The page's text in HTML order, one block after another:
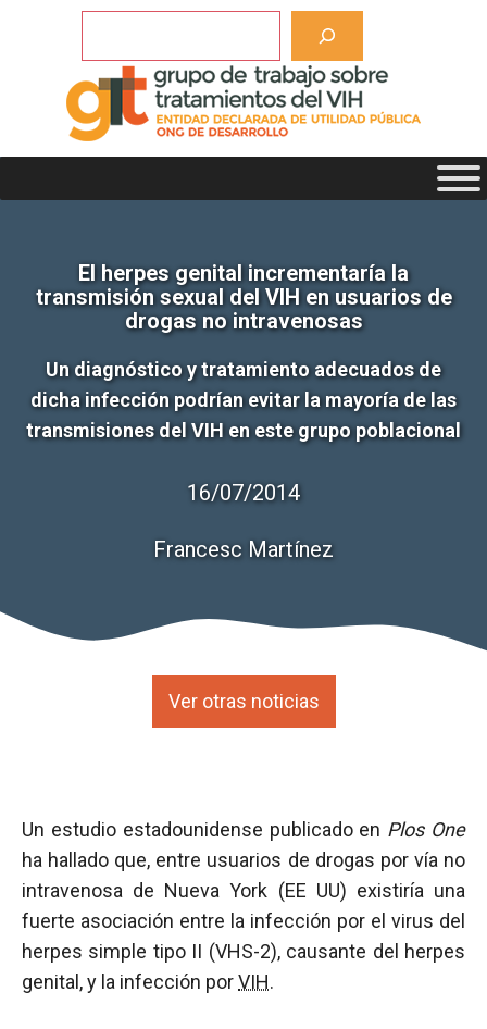
El herpes genital incrementaría la
transmisión sexual del VIH en usuarios de
drogas no intravenosas
Un diagnóstico y tratamiento adecuados de
dicha infección podrían evitar la mayoría de las
transmisiones del VIH en este grupo poblacional
16/07/2014
Francesc Martínez
Ver otras noticias
Un estudio estadounidense publicado en Plos One
ha hallado que, entre usuarios de drogas por vía no
intravenosa de Nueva York (EE UU) existiría una
fuerte asociación entre la infección por el virus del
herpes simple tipo II (VHS-2), causante del herpes
genital, y la infección porVIH.